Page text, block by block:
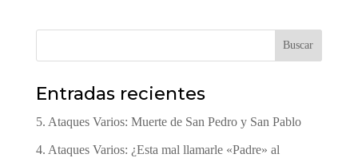
Buscar
Entradas recientes
5. Ataques Varios: Muerte de San Pedro y San Pablo
4. Ataques Varios: ¿Esta mal llamarle «Padre» al